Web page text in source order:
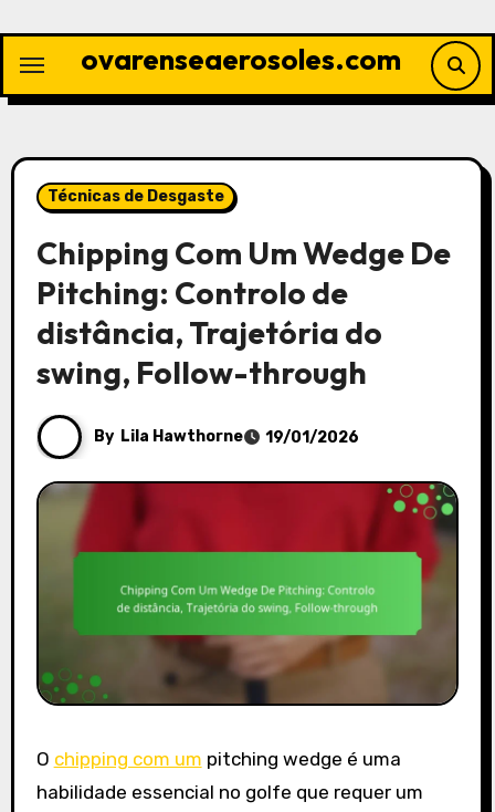
content
ovarenseaerosoles.com
Técnicas de Desgaste
Chipping Com Um Wedge De
Pitching: Controlo de
distância, Trajetória do
swing, Follow-through
By Lila Hawthorne 19/01/2026
O chipping com um pitching wedge é uma
habilidade essencial no golfe que requer um